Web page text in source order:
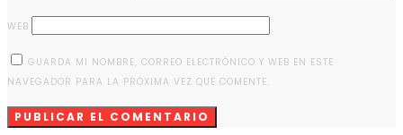
WEB
GUARDA MI NOMBRE, CORREO ELECTRÓNICO Y WEB EN ESTE
NAVEGADOR PARA LA PRÓXIMA VEZ QUE COMENTE.